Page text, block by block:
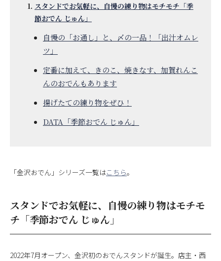
スタンドでお気軽に、自慢の練り物はモチモチ「季
節おでん じゅん」
自慢の「お通し」と、〆の一品！「出汁オムレ
ツ」
定番に加えて、きのこ、焼きなす、加賀れんこ
んのおでんもあります
揚げたての練り物をぜひ！
DATA「季節おでん じゅん」
「金沢おでん」シリーズ一覧はこちら。
スタンドでお気軽に、自慢の練り物はモチモ
チ「季節おでん じゅん」
2022年7月オープン、金沢初のおでんスタンドが誕生。店主・西